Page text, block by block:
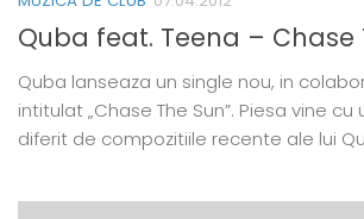
Quba feat. Teena – Chase
Quba lanseaza un single nou, in
intitulat „Chase The Sun”. Piesa vine
diferit de compozitiile recente ale lui